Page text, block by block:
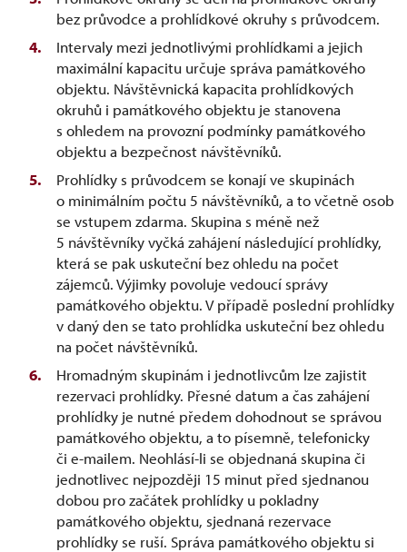
bez průvodce a prohlídkové okruhy s průvodcem.
Intervaly mezi jednotlivými prohlídkami a jejich
maximální kapacitu určuje správa památkového
objektu. Návštěvnická kapacita prohlídkových
okruhů i památkového objektu je stanovena
s ohledem na provozní podmínky památkového
objektu a bezpečnost návštěvníků.
Prohlídky s průvodcem se konají ve skupinách
o minimálním počtu 5 návštěvníků, a to včetně osob
se vstupem zdarma. Skupina s méně než
5 návštěvníky vyčká zahájení následující prohlídky,
která se pak uskuteční bez ohledu na počet
zájemců. Výjimky povoluje vedoucí správy
památkového objektu. V případě poslední prohlídky
v daný den se tato prohlídka uskuteční bez ohledu
na počet návštěvníků.
Hromadným skupinám i jednotlivcům lze zajistit
rezervaci prohlídky. Přesné datum a čas zahájení
prohlídky je nutné předem dohodnout se správou
památkového objektu, a to písemně, telefonicky
či e-mailem. Neohlásí-li se objednaná skupina či
jednotlivec nejpozději 15 minut před sjednanou
dobou pro začátek prohlídky u pokladny
památkového objektu, sjednaná rezervace
prohlídky se ruší. Správa památkového objektu si